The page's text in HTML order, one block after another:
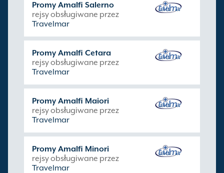
Promy Amalfi Salerno
rejsy obsługiwane przez
Travelmar
Promy Amalfi Cetara
rejsy obsługiwane przez
Travelmar
Promy Amalfi Maiori
rejsy obsługiwane przez
Travelmar
Promy Amalfi Minori
rejsy obsługiwane przez
Travelmar